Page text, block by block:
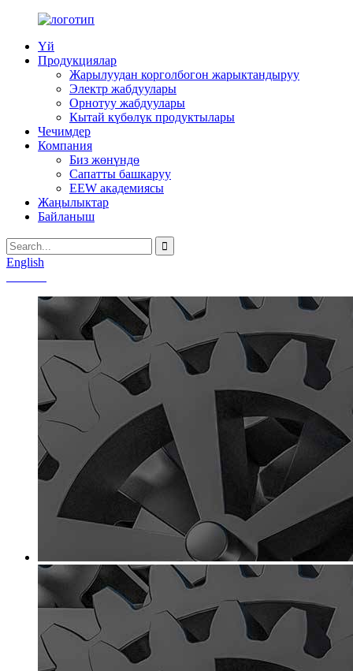
Үй
Продукциялар
Жарылуудан корголбогон жарыктандыруу
Электр жабдуулары
Орнотуу жабдуулары
Кытай күбөлүк продуктылары
Чечимдер
Компания
Биз жөнүндө
Сапатты башкаруу
EEW академиясы
Жаңылыктар
Байланыш
English